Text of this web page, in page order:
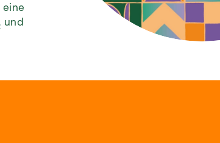
eine
und